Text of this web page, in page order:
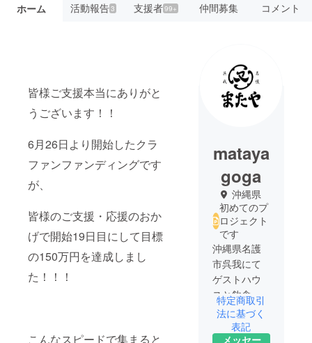
ホーム 活動報告3 支援者99+ 仲間募集 コメント
皆様ご支援本当にありがと
うございます！！
6月26日より開始したクラ
ファンファンディングです
が、
皆様のご支援・応援のおか
げで開始19日目にして目標
の150万円を達成しまし
た！！！
こんなスピードで集まると
mataya
goga
沖縄県
初めてのプ
ロジェクト
です
沖縄県名護
市呉我にて
ゲストハウ
スと飲食店
を始めるま
たやです！
特定商取引
法に基づく
表記
メッセー